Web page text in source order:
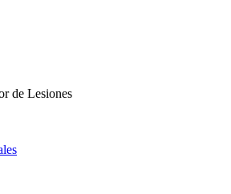
de Lesiones